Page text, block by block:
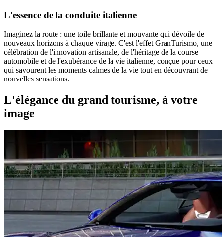
L'essence de la conduite italienne
Imaginez la route : une toile brillante et mouvante qui dévoile de
nouveaux horizons à chaque virage. C'est l'effet GranTurismo, une
célébration de l'innovation artisanale, de l'héritage de la course
automobile et de l'exubérance de la vie italienne, conçue pour ceux
qui savourent les moments calmes de la vie tout en découvrant de
nouvelles sensations.
L'élégance du grand tourisme, à votre
image